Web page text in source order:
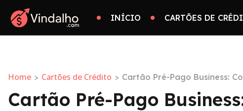
INÍCIO CARTÕES DE
Home > Cartões de Crédito > Cartão Pré-Pago Business:
Cartão Pré-Pago